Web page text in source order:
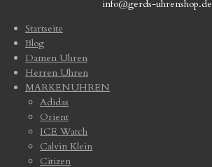
info@gerds-uhrenshop.de
Startseite
Blog
Damen Uhren
Herren Uhren
MARKENUHREN
Adidas
Orient
ICE Watch
Calvin Klein
Citizen